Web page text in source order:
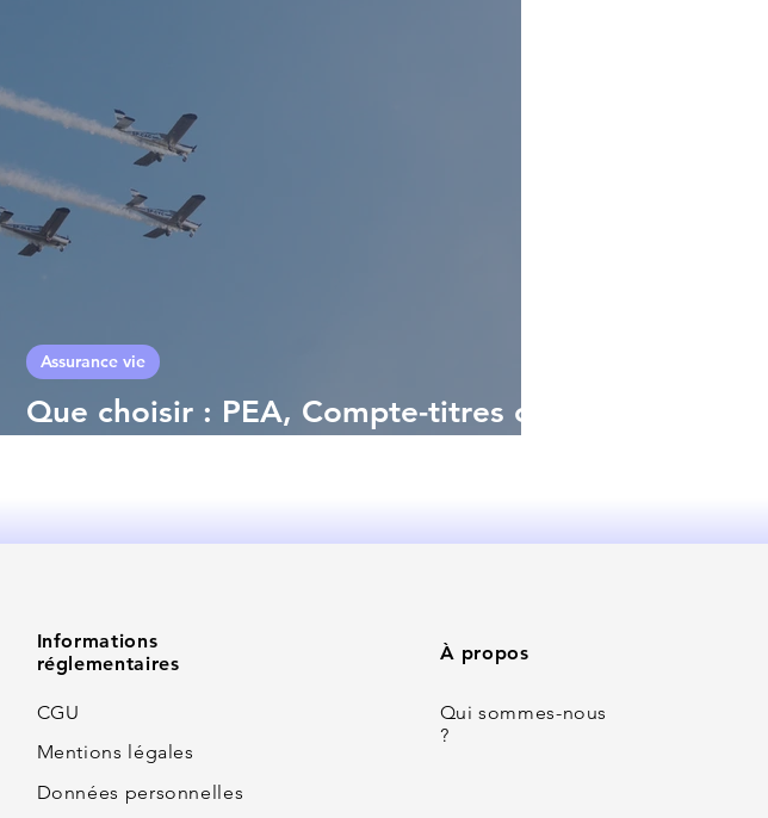
Que choisir : PEA, Compte-titres ou
Assurance vie
Informations
réglementaires
CGU
Mentions légales
Données personnelles
À propos
Qui sommes-nous
?